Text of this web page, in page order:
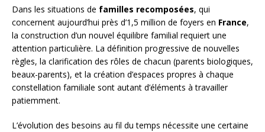
Dans les situations de familles recomposées, qui
concernent aujourd’hui près d’1,5 million de foyers en France,
la construction d’un nouvel équilibre familial requiert une
attention particulière. La définition progressive de nouvelles
règles, la clarification des rôles de chacun (parents biologiques,
beaux-parents), et la création d’espaces propres à chaque
constellation familiale sont autant d’éléments à travailler
patiemment.
L’évolution des besoins au fil du temps nécessite une certaine